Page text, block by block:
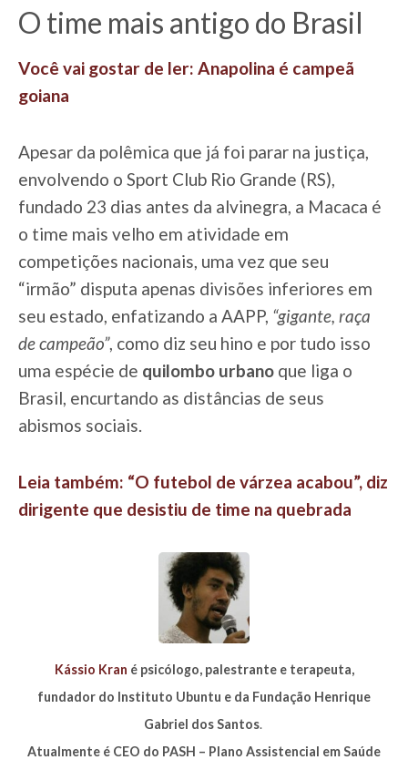
O time mais antigo do Brasil
Você vai gostar de ler: Anapolina é campeã
goiana
Apesar da polêmica que já foi parar na justiça,
envolvendo o Sport Club Rio Grande (RS),
fundado 23 dias antes da alvinegra, a Macaca é
o time mais velho em atividade em
competições nacionais, uma vez que seu
“irmão” disputa apenas divisões inferiores em
seu estado, enfatizando a AAPP, “gigante, raça
de campeão”, como diz seu hino e por tudo isso
uma espécie de quilombo urbano que liga o
Brasil, encurtando as distâncias de seus
abismos sociais.
Leia também: “O futebol de várzea acabou”, diz
dirigente que desistiu de time na quebrada
Kássio Kran é psicólogo, palestrante e terapeuta,
fundador do Instituto Ubuntu e da Fundação Henrique
Gabriel dos Santos.
Atualmente é CEO do PASH – Plano Assistencial em Saúde